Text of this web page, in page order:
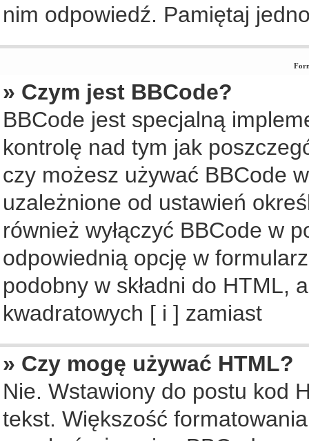
nim odpowiedź. Pamiętaj
» Czym jest BBCode?
BBCode jest specjalną
kontrolę nad tym jak
czy możesz używać BBCode
uzależnione od ustawień
również wyłączyć BBCode w
odpowiednią opcję w
podobny w składni do HTML,
kwadratowych [ i ] zamiast
» Czy mogę używać HTML?
Nie. Wstawiony do postu kod
tekst. Większość